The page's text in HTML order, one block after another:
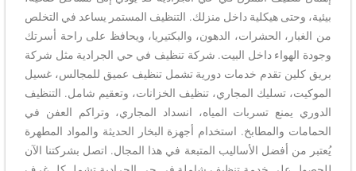
بيئية، وحتى هيكلية داخل منزلك. التنظيف المستمر يساعد في التخلص
من الغبار، الحشرات، الدهون، والبكتيريا، ويحافظ على راحة أسرتك
وجودة الهواء داخل البيت. شركة تنظيف في حي الجرادية مثل شركة
بريق كلين تقدم خدمات دورية تشمل تنظيف عميق للمجالس، غسيل
الموكيت، تسليك المجاري، تنظيف الخزانات، وتعقيم شامل. التنظيف
الدوري يمنع تسربات المياه، انسداد المجاري، وتراكم العفن في
الحمامات والمطابخ. استخدام أجهزة البخار الحديثة والمواد المطهرة
يُعتبر من أفضل الأساليب المتبعة في هذا المجال. اتصل بشركتنا الآن